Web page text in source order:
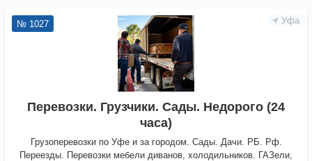
Уфа
№ 1027
Перевозки. Грузчики. Сады. Недорого (24
часа)
Грузоперевозки по Уфе и за городом. Сады. Дачи. РБ. Рф.
Переезды. Перевозки мебели диванов, холодильников. ГАЗели,